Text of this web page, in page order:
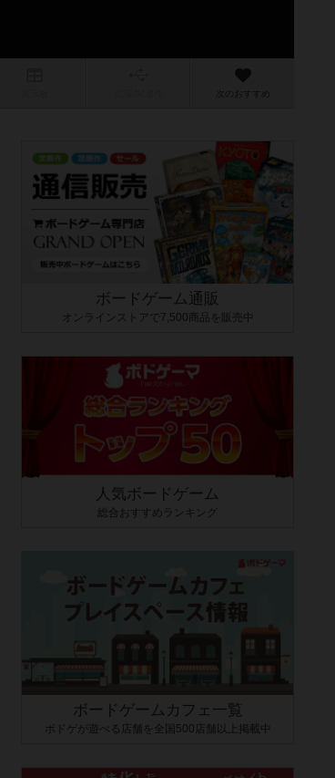
次のおすすめ
ボードゲーム通販
オンラインストアで7,500商品を販売中
人気ボードゲーム
総合おすすめランキング
ボードゲームカフェ一覧
ボドゲが遊べる店舗を全国500店舗以上掲載中